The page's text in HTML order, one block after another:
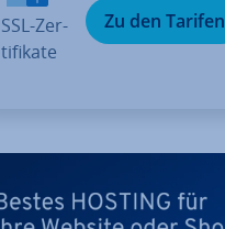
SSL-Zer­
ti­fi­ka­te
Zu den Tarifen